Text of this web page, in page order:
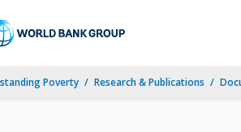
Poverty Research & Publications